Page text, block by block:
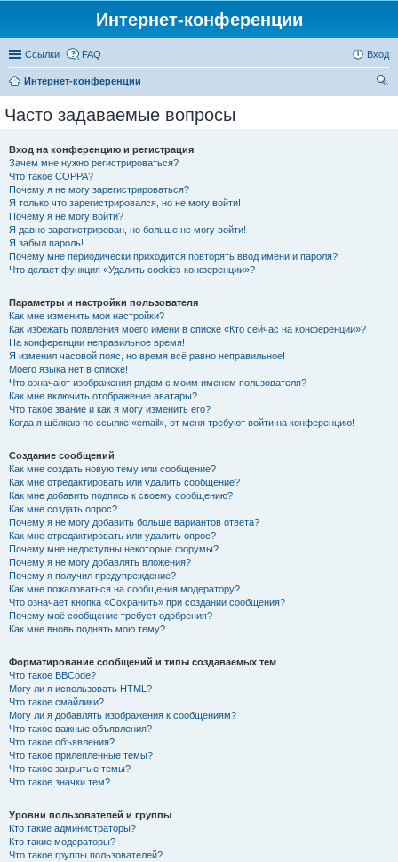
Интернет-конференции
Ссылки FAQ Вход
Интернет-конференции
Часто задаваемые вопросы
Вход на конференцию и регистрация
Зачем мне нужно регистрироваться?
Что такое COPPA?
Почему я не могу зарегистрироваться?
Я только что зарегистрировался, но не могу войти!
Почему я не могу войти?
Я давно зарегистрирован, но больше не могу войти!
Я забыл пароль!
Почему мне периодически приходится повторять ввод имени и пароля?
Что делает функция «Удалить cookies конференции»?
Параметры и настройки пользователя
Как мне изменить мои настройки?
Как избежать появления моего имени в списке «Кто сейчас на конференции»?
На конференции неправильное время!
Я изменил часовой пояс, но время всё равно неправильное!
Моего языка нет в списке!
Что означают изображения рядом с моим именем пользователя?
Как мне включить отображение аватары?
Что такое звание и как я могу изменить его?
Когда я щёлкаю по ссылке «email», от меня требуют войти на конференцию!
Создание сообщений
Как мне создать новую тему или сообщение?
Как мне отредактировать или удалить сообщение?
Как мне добавить подпись к своему сообщению?
Как мне создать опрос?
Почему я не могу добавить больше вариантов ответа?
Как мне отредактировать или удалить опрос?
Почему мне недоступны некоторые форумы?
Почему я не могу добавлять вложения?
Почему я получил предупреждение?
Как мне пожаловаться на сообщения модератору?
Что означает кнопка «Сохранить» при создании сообщения?
Почему моё сообщение требует одобрения?
Как мне вновь поднять мою тему?
Форматирование сообщений и типы создаваемых тем
Что такое BBCode?
Могу ли я использовать HTML?
Что такое смайлики?
Могу ли я добавлять изображения к сообщениям?
Что такое важные объявления?
Что такое объявления?
Что такое прилепленные темы?
Что такое закрытые темы?
Что такое значки тем?
Уровни пользователей и группы
Кто такие администраторы?
Кто такие модераторы?
Что такое группы пользователей?